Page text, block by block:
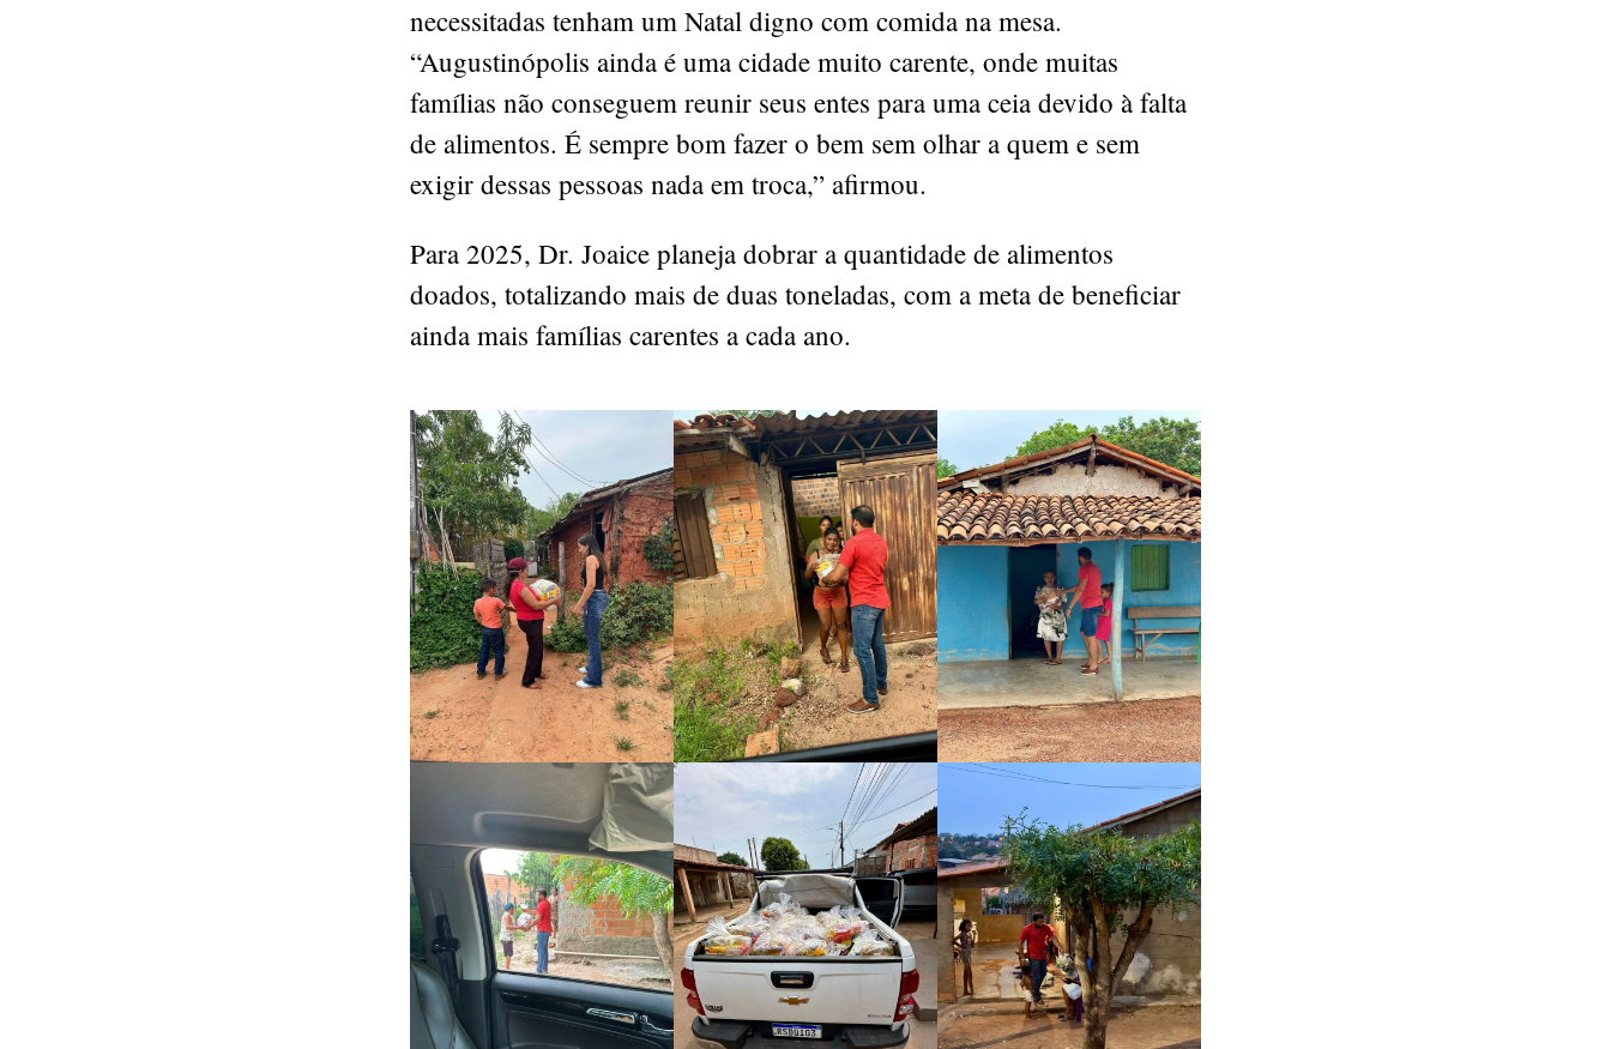
necessitadas tenham um Natal digno com comida na mesa.
“Augustinópolis ainda é uma cidade muito carente, onde muitas
famílias não conseguem reunir seus entes para uma ceia devido à falta
de alimentos. É sempre bom fazer o bem sem olhar a quem e sem
exigir dessas pessoas nada em troca,” afirmou.
Para 2025, Dr. Joaice planeja dobrar a quantidade de alimentos
doados, totalizando mais de duas toneladas, com a meta de beneficiar
ainda mais famílias carentes a cada ano.